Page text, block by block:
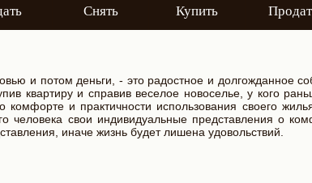
Снять Купить
и потом деньги, - это радостное и долгожданное
квартиру и справив веселое новоселье, у кого
комфорте и практичности использования своего
свои индивидуальные представления о
иначе жизнь будет лишена удовольствий.